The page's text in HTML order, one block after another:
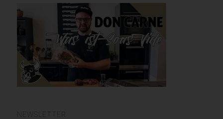
NEWSLETTER